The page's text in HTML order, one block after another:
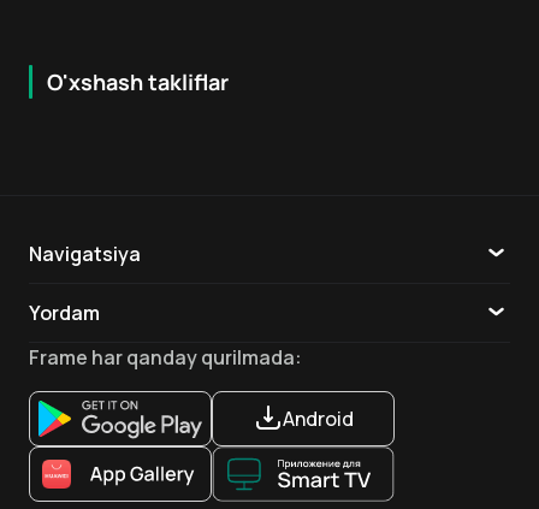
O'xshash takliflar
16 + 7.9
Navigatsiya
Yordam
Aloqa
Ilovalar
Frame har qanday qurilmada:
Android